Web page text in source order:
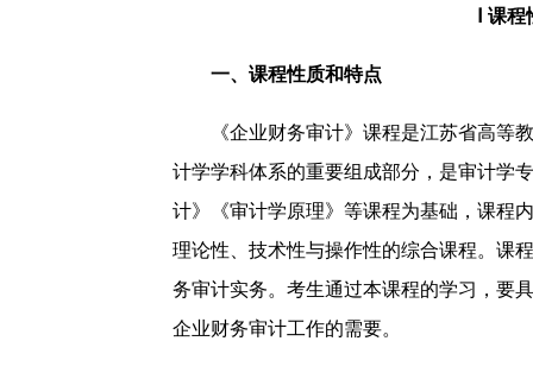
Ⅰ 课
一、课程性质和特点
《企业财务审计》课程是江苏省高
计学学科体系的重要组成部分，是审计学
计》《审计学原理》等课程为基础，课程
理论性、技术性与操作性的综合课程。课
务审计实务。考生通过本课程的学习，要
企业财务审计工作的需要。